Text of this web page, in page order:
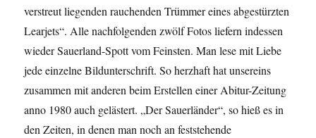
verstreut liegenden rauchenden Trümmer eines abgestürzten
Learjets“. Alle nachfolgenden zwölf Fotos liefern indessen
wieder Sauerland-Spott vom Feinsten. Man lese mit Liebe
jede einzelne Bildunterschrift. So herzhaft hat unsereins
zusammen mit anderen beim Erstellen einer Abitur-Zeitung
anno 1980 auch gelästert. „Der Sauerländer“, so hieß es in
den Zeiten, in denen man noch an feststehende